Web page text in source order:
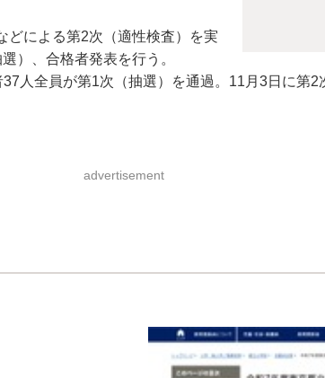
による第2次（適性検査）を実
）、合格者発表を行う。
人全員が第1次（抽選）を通過。11月3日に第
advertisement